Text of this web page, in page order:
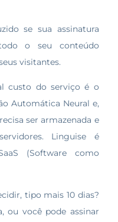
se sua assinatura
o seu conteúdo
visitantes.
custo do serviço é o
Automática Neural e,
ser armazenada e
Linguise é
(Software como
tipo mais 10 dias?
ou você pode assinar